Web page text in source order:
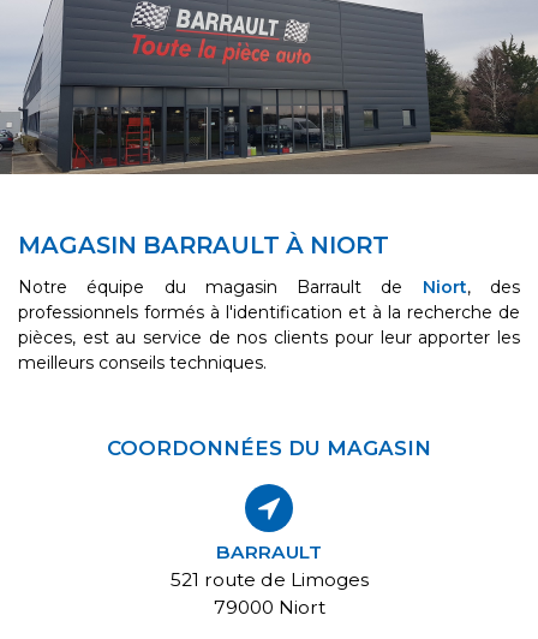
MAGASIN BARRAULT À NIORT
Notre équipe du magasin Barrault de Niort, des
professionnels formés à l'identification et à la recherche de
pièces, est au service de nos clients pour leur apporter les
meilleurs conseils techniques.
COORDONNÉES DU MAGASIN
BARRAULT
521 route de Limoges
79000 Niort